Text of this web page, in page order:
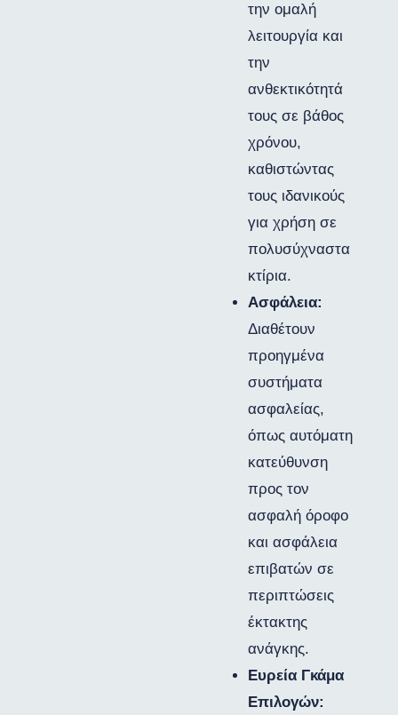
την ομαλή
λειτουργία και
την
ανθεκτικότητά
τους σε βάθος
χρόνου,
καθιστώντας
τους ιδανικούς
για χρήση σε
πολυσύχναστα
κτίρια.
Ασφάλεια:
Διαθέτουν
προηγμένα
συστήματα
ασφαλείας,
όπως αυτόματη
κατεύθυνση
προς τον
ασφαλή όροφο
και ασφάλεια
επιβατών σε
περιπτώσεις
έκτακτης
ανάγκης.
Ευρεία Γκάμα
Επιλογών: